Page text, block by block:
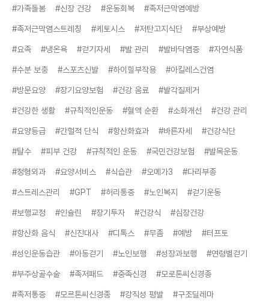
#가족돌봄 #신장 건강 #운동회복 #족저근막염예방
#족저근막염스트레칭 #케토시스 #저탄고지식단 #부상예방
#요족 #냉온욕 #걷기자세 #발 관리 #발바닥염증 #자연식품
#수분 보충 #스포츠신발 #하이힐부작용 #아킬레스건염
#방문요양 #장기요양보험 #건강 음료 #발각질제거
#건강한 생활 #규칙적인운동 #혈액 순환 #소화개선 #건강 관리
#요양등급 #간헐적 단식 #항산화효과 #바른자세 #건강식단
#탈수 #피부 건강 #규칙적인 운동 #국민건강보험 #발목운동
#정형외과 #요양서비스 #식습관 #오메가3 #다리부종
#스트레스관리 #GPT #허리통증 #노인복지 #걷기운동
#보행교정 #인슐린 #장기투자 #건강식 #심장건강
#항산화 음식 #신진대사 #디톡스 #무좀 #예방 #터프토
#성인운동습관 #아동걷기 #노인보행 #성장과보행 #연령별걷기
#부주상골수술 #족저패드 #중족신경 #모로톤씨신경종
#족저통증 #모르톤씨신경종 #강직성 평발 #구조딜레마